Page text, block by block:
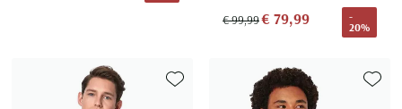
€ 99,99€ 79,99
-
20%
Toevoegen aan favorieten